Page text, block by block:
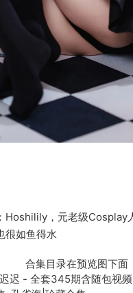
Hoshilily，元老级Cosplay
很如鱼得水
合集目录在预览图下面